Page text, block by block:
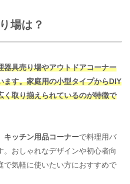
場は？
器具売り場やアウトドアコーナー
ます。家庭用の小型タイプからDIY
く取り揃えられているのが特徴で
キッチン用品コーナーで料理用バ
。おしゃれなデザインや初心者向
で気軽に使いたい方におすすめで